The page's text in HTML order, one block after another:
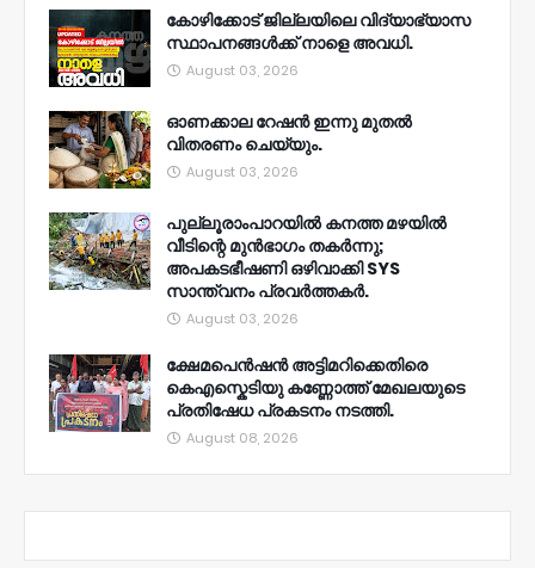
കോഴിക്കോട് ജില്ലയിലെ വിദ്യാഭ്യാസ
സ്ഥാപനങ്ങൾക്ക് നാളെ അവധി.
August 03, 2026
ഓണക്കാല റേഷൻ ഇന്നു മുതല്‍
വിതരണം ചെയ്യും.
August 03, 2026
പുല്ലൂരാംപാറയിൽ കനത്ത മഴയിൽ
വീടിന്റെ മുൻഭാഗം തകർന്നു;
അപകടഭീഷണി ഒഴിവാക്കി SYS
സാന്ത്വനം പ്രവർത്തകർ.
August 03, 2026
ക്ഷേമപെൻഷൻ അട്ടിമറിക്കെതിരെ
കെഎസ്കെടിയു കണ്ണോത്ത് മേഖലയുടെ
പ്രതിഷേധ പ്രകടനം നടത്തി.
August 08, 2026